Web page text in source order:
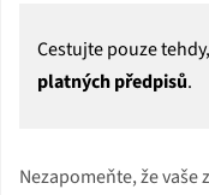
Cestujte pouze tehdy,
platných předpisů.
Nezapomeňte, že